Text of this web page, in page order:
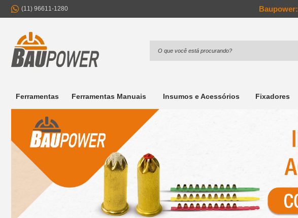
(11) 96611-1280 Baupower:
Ferramentas Ferramentas Manuais Insumos e Acessórios Fixadores